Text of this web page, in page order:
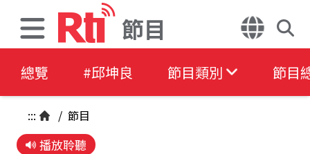
節目
總覽 #邱坤良 節目類別 節目
::: / 節目
播放聆聽